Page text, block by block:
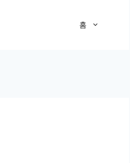
홈